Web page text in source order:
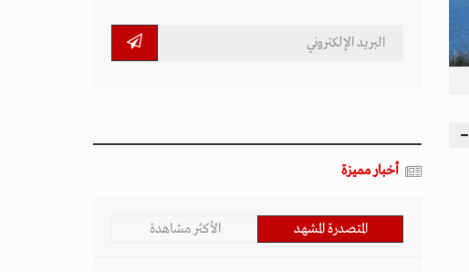
أخبار مميزة
المتصدرة المشهد الأكثر مشاهدة